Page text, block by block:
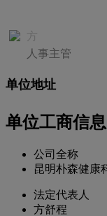
方
人事主管
单位地址
单位工商信息
公司全称
昆明朴森健康
法定代表人
方舒程